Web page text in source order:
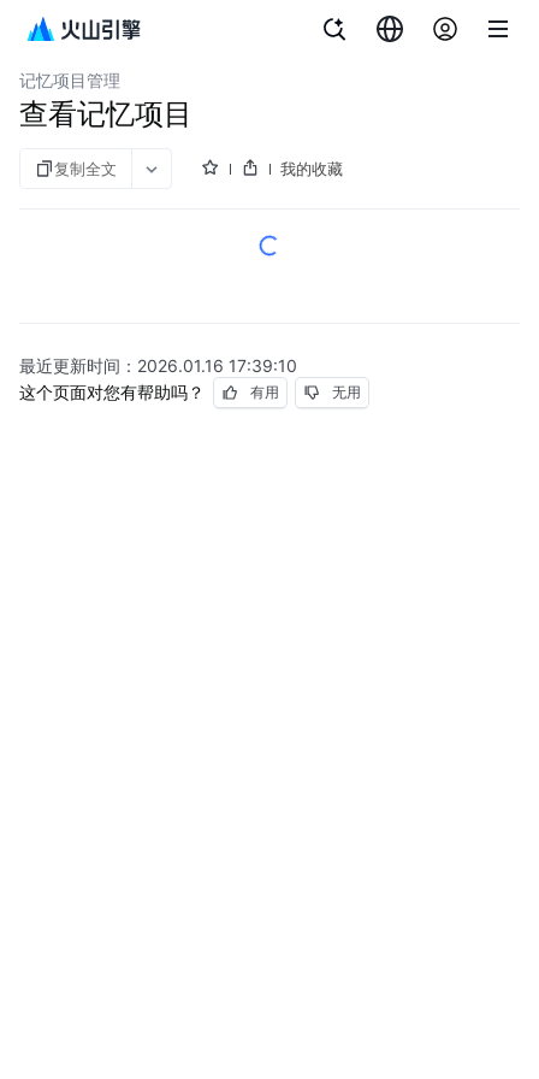
记忆库 Mem0
记忆项目管理
查看记忆项目
复制全文 我的收藏
最近更新时间： 2026.01.16 17:39:10
这个页面对您有帮助吗？
有用 无用